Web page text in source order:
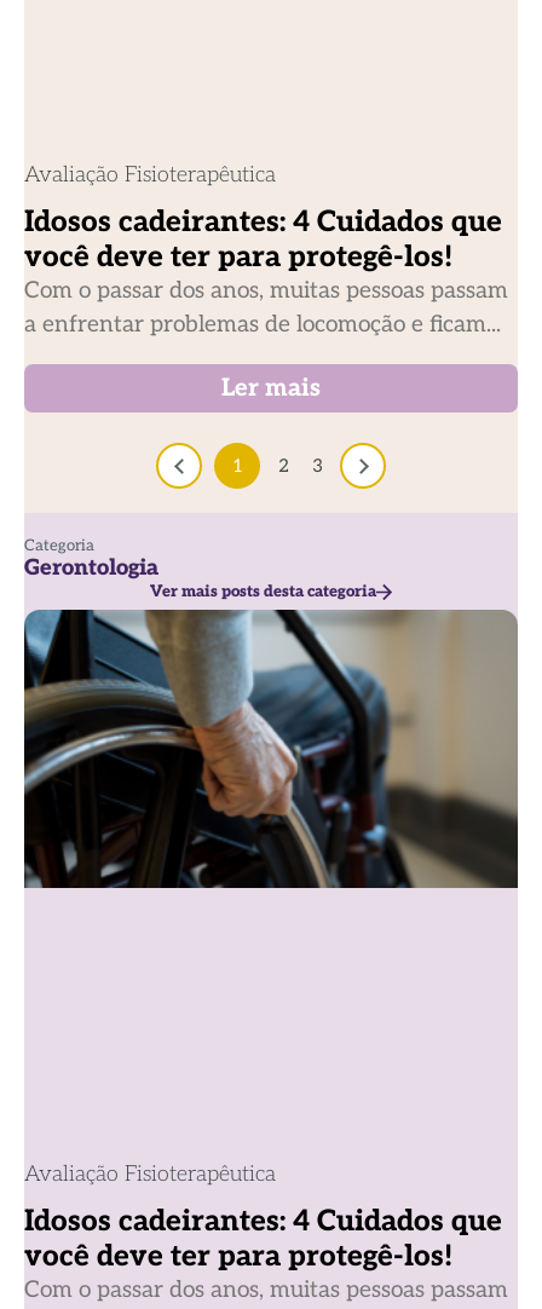
Avaliação Fisioterapêutica
Idosos cadeirantes: 4 Cuidados que
você deve ter para protegê-los!
Com o passar dos anos, muitas pessoas passam
a enfrentar problemas de locomoção e ficam...
Ler mais
1 2 3
Categoria
Gerontologia
Ver mais posts desta categoria
Avaliação Fisioterapêutica
Idosos cadeirantes: 4 Cuidados que
você deve ter para protegê-los!
Com o passar dos anos, muitas pessoas passam